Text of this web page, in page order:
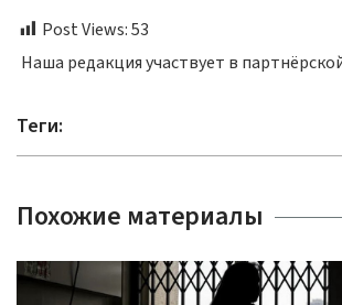
Post Views:53
Наша редакция участвует в
Теги:
Похожие материалы